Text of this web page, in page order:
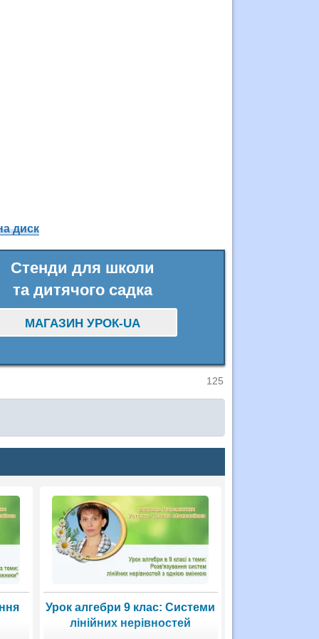
диск
Стенди для школи
та дитячого садка
МАГАЗИН УРОК-UA
125
Урок алгебри 9 клас: Системи
лінійних нерівностей